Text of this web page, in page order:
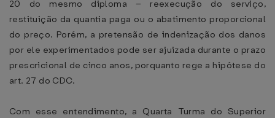
20 do mesmo diploma – reexecução do serviço,
restituição da quantia paga ou o abatimento proporcional
do preço. Porém, a pretensão de indenização dos danos
por ele experimentados pode ser ajuizada durante o prazo
prescricional de cinco anos, porquanto rege a hipótese do
art. 27 do CDC.
Com esse entendimento, a Quarta Turma do Superior